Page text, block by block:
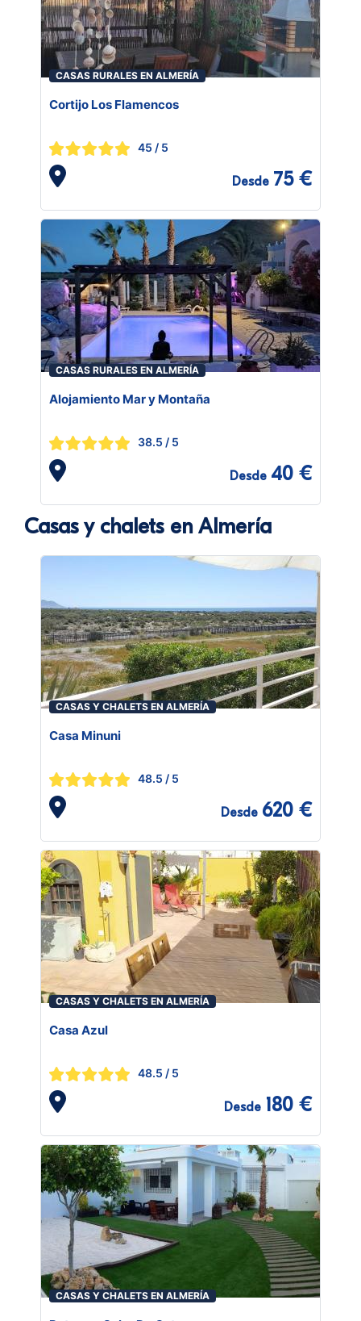
CASAS RURALES EN ALMERÍA
Cortijo Los Flamencos
45 / 5
Desde 75 €
CASAS RURALES EN ALMERÍA
Alojamiento Mar y Montaña
38.5 / 5
Desde 40 €
Casas y chalets en Almería
CASAS Y CHALETS EN ALMERÍA
Casa Minuni
48.5 / 5
Desde 620 €
CASAS Y CHALETS EN ALMERÍA
Casa Azul
48.5 / 5
Desde 180 €
CASAS Y CHALETS EN ALMERÍA